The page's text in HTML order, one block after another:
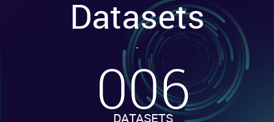
Datasets
-
006
DATASETS